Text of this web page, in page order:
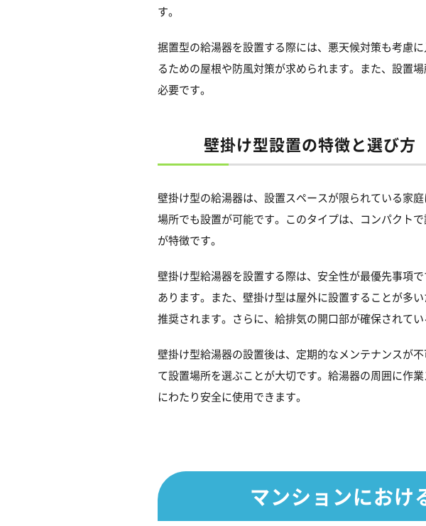
す。
据置型の給湯器を設置する際には、悪天候対策も考慮
るための屋根や防風対策が求められます。また、設置
必要です。
壁掛け型設置の特徴と選び方
壁掛け型の給湯器は、設置スペースが限られている家
場所でも設置が可能です。このタイプは、コンパクト
が特徴です。
壁掛け型給湯器を設置する際は、安全性が最優先事項
あります。また、壁掛け型は屋外に設置することが多
推奨されます。さらに、給排気の開口部が確保されて
壁掛け型給湯器の設置後は、定期的なメンテナンスが
て設置場所を選ぶことが大切です。給湯器の周囲に作
にわたり安全に使用できます。
マンションにおけ